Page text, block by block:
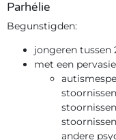
Parhélie
Begunstigden:
jongeren tussen
met een
andere